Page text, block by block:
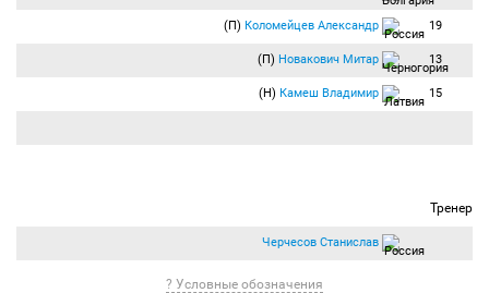
(П) Коломейцев Александр 19
(П) Новакович Митар 13
(Н) Камеш Владимир 15
Тренер
Черчесов Станислав
? Условные обозначения